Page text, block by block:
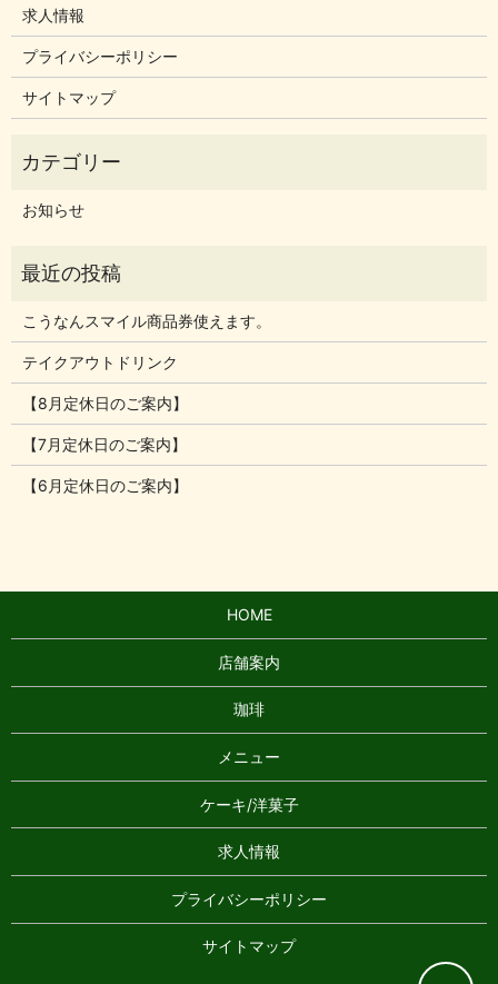
求人情報
プライバシーポリシー
サイトマップ
お知らせ
こうなんスマイル商品券使えます。
テイクアウトドリンク
【8月定休日のご案内】
【7月定休日のご案内】
【6月定休日のご案内】
HOME
店舗案内
珈琲
メニュー
ケーキ/洋菓子
求人情報
プライバシーポリシー
サイトマップ